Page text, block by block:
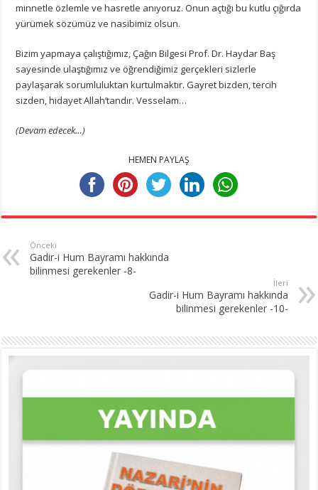
minnetle özlemle ve hasretle anıyoruz. Onun açtığı bu kutlu çığırda
yürümek sözümüz ve nasibimiz olsun.
Bizim yapmaya çalıştığımız, Çağın Bilgesi Prof. Dr. Haydar Baş
sayesinde ulaştığımız ve öğrendiğimiz gerçekleri sizlerle
paylaşarak sorumluluktan kurtulmaktır. Gayret bizden, tercih
sizden, hidayet Allah’tandır. Vesselam…
(Devam edecek…)
HEMEN PAYLAŞ
Önceki
Gadir-i Hum Bayramı hakkında
bilinmesi gerekenler -8-
İleri
Gadir-i Hum Bayramı hakkında
bilinmesi gerekenler -10-